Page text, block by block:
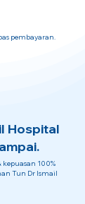
pembayaran.
Hospital
100%
Tun Dr Ismail